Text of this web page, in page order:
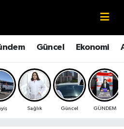
Güncel Ekonomi
Sağlık Güncel GÜNDEM
Röportajları
Eczaneler
Durumu
Vakitleri
Yoğunluk Haritası